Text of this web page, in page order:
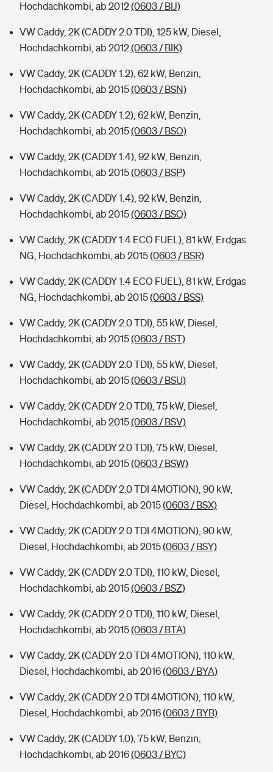
Hochdachkombi, ab 2012(0603 / BIJ)
VW Caddy, 2K (CADDY 2.0 TDI), 125 kW, Diesel,
Hochdachkombi, ab 2012(0603 / BIK)
VW Caddy, 2K (CADDY 1.2), 62 kW, Benzin,
Hochdachkombi, ab 2015(0603 / BSN)
VW Caddy, 2K (CADDY 1.2), 62 kW, Benzin,
Hochdachkombi, ab 2015(0603 / BSO)
VW Caddy, 2K (CADDY 1.4), 92 kW, Benzin,
Hochdachkombi, ab 2015(0603 / BSP)
VW Caddy, 2K (CADDY 1.4), 92 kW, Benzin,
Hochdachkombi, ab 2015(0603 / BSQ)
VW Caddy, 2K (CADDY 1.4 ECO FUEL), 81 kW, Erdgas
NG, Hochdachkombi, ab 2015(0603 / BSR)
VW Caddy, 2K (CADDY 1.4 ECO FUEL), 81 kW, Erdgas
NG, Hochdachkombi, ab 2015(0603 / BSS)
VW Caddy, 2K (CADDY 2.0 TDI), 55 kW, Diesel,
Hochdachkombi, ab 2015(0603 / BST)
VW Caddy, 2K (CADDY 2.0 TDI), 55 kW, Diesel,
Hochdachkombi, ab 2015(0603 / BSU)
VW Caddy, 2K (CADDY 2.0 TDI), 75 kW, Diesel,
Hochdachkombi, ab 2015(0603 / BSV)
VW Caddy, 2K (CADDY 2.0 TDI), 75 kW, Diesel,
Hochdachkombi, ab 2015(0603 / BSW)
VW Caddy, 2K (CADDY 2.0 TDI 4MOTION), 90 kW,
Diesel, Hochdachkombi, ab 2015(0603 / BSX)
VW Caddy, 2K (CADDY 2.0 TDI 4MOTION), 90 kW,
Diesel, Hochdachkombi, ab 2015(0603 / BSY)
VW Caddy, 2K (CADDY 2.0 TDI), 110 kW, Diesel,
Hochdachkombi, ab 2015(0603 / BSZ)
VW Caddy, 2K (CADDY 2.0 TDI), 110 kW, Diesel,
Hochdachkombi, ab 2015(0603 / BTA)
VW Caddy, 2K (CADDY 2.0 TDI 4MOTION), 110 kW,
Diesel, Hochdachkombi, ab 2016(0603 / BYA)
VW Caddy, 2K (CADDY 2.0 TDI 4MOTION), 110 kW,
Diesel, Hochdachkombi, ab 2016(0603 / BYB)
VW Caddy, 2K (CADDY 1.0), 75 kW, Benzin,
Hochdachkombi, ab 2016(0603 / BYC)